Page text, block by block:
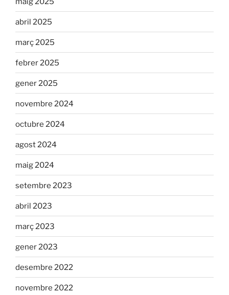
abril 2025
març 2025
febrer 2025
gener 2025
novembre 2024
octubre 2024
agost 2024
maig 2024
setembre 2023
abril 2023
març 2023
gener 2023
desembre 2022
novembre 2022